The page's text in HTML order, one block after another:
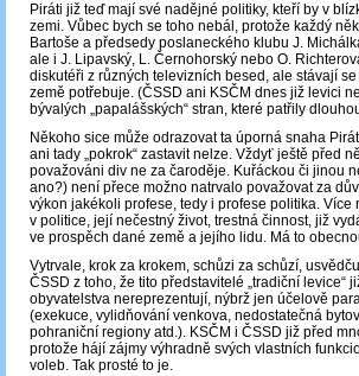
Piráti již teď mají své nadějné politiky, kteří by v
zemi. Vůbec bych se toho nebál, protože každý
Bartoše a předsedy poslaneckého klubu J.
ale i J. Lipavský, L. Černohorský nebo O.
diskutéři z různých televizních besed, ale stávají
země potřebuje. (ČSSD ani KSČM dnes již levici
bývalých „papalášských“ stran, které patřily
Někoho sice může odrazovat ta úporná snaha
ani tady „pokrok“ zastavit nelze. Vždyť ještě před
považováni div ne za čaroděje. Kuřáckou či jinou
ano?) není přece možno natrvalo považovat za
výkon jakékoli profese, tedy i profese politika.
v politice, její nečestný život, trestná činnost, již
ve prospěch dané země a jejího lidu. Má to
Vytrvale, krok za krokem, schůzi za schůzí,
ČSSD z toho, že tito představitelé „tradiční
obyvatelstva nereprezentují, nýbrž jen účelově
(exekuce, vylidňování venkova, nedostatečná
pohraniční regiony atd.). KSČM i ČSSD již před
protože hájí zájmy výhradně svých vlastních
voleb. Tak prosté to je.